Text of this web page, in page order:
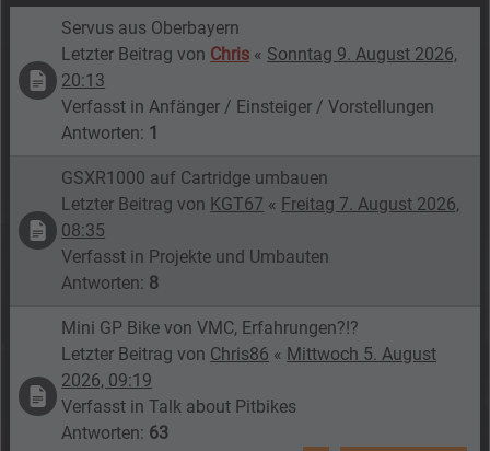
Servus aus Oberbayern
Letzter Beitrag von Chris « Sonntag 9. August 2026,
20:13
Verfasst in Anfänger / Einsteiger / Vorstellungen
Antworten: 1
GSXR1000 auf Cartridge umbauen
Letzter Beitrag von KGT67 « Freitag 7. August 2026,
08:35
Verfasst in Projekte und Umbauten
Antworten: 8
Mini GP Bike von VMC, Erfahrungen?!?
Letzter Beitrag von Chris86 « Mittwoch 5. August
2026, 09:19
Verfasst inTalk about Pitbikes
Antworten: 63